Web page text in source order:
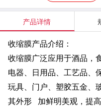
产品详情
收缩膜产品介绍：
收缩膜广泛应用于酒品，
电器、日用品、工艺品、
玩具、门户、塑胶五金、
其外形 加鲜明美观，提高